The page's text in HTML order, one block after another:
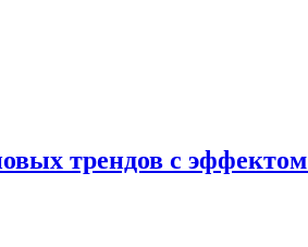
трендов с эффектом